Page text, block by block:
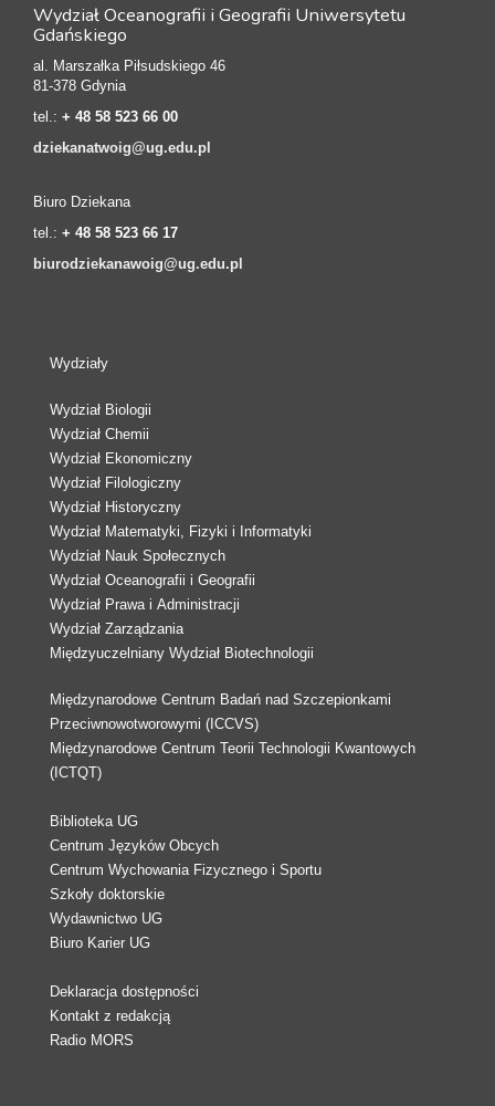
Wydział Oceanografii i Geografii Uniwersytetu
Gdańskiego
al. Marszałka Piłsudskiego 46
81-378 Gdynia
tel.: + 48 58 523 66 00
dziekanatwoig@ug.edu.pl
Biuro Dziekana
tel.: + 48 58 523 66 17
biurodziekanawoig@ug.edu.pl
Wydziały
Wydział Biologii
Wydział Chemii
Wydział Ekonomiczny
Wydział Filologiczny
Wydział Historyczny
Wydział Matematyki, Fizyki i Informatyki
Wydział Nauk Społecznych
Wydział Oceanografii i Geografii
Wydział Prawa i Administracji
Wydział Zarządzania
Międzyuczelniany Wydział Biotechnologii
Międzynarodowe Centrum Badań nad Szczepionkami
Przeciwnowotworowymi (ICCVS)
Międzynarodowe Centrum Teorii Technologii Kwantowych
(ICTQT)
Biblioteka UG
Centrum Języków Obcych
Centrum Wychowania Fizycznego i Sportu
Szkoły doktorskie
Wydawnictwo UG
Biuro Karier UG
Deklaracja dostępności
Kontakt z redakcją
Radio MORS